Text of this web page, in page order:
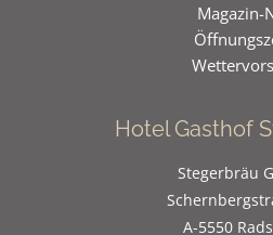
Magazin-
Hotel Gasthof
Stegerbräu
A-5550